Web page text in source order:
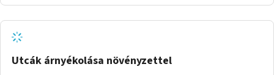
Utcák árnyékolása növényzettel